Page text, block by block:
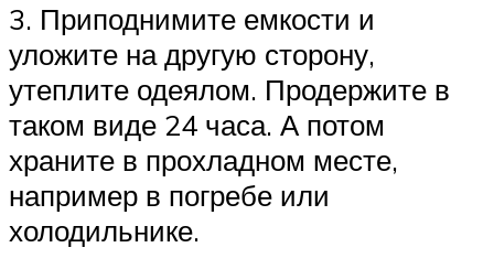
3. Приподнимите емкости и
уложите на другую сторону,
утеплите одеялом. Продержите в
таком виде 24 часа. А потом
храните в прохладном месте,
например в погребе или
холодильнике.